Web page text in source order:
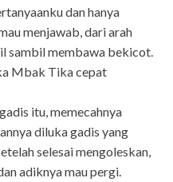
dan hanya
menjawab, dari arah
sambil membawa bekicot.
Mbak Tika cepat
itu, memecahnya
diluka gadis yang
selesai mengoleskan,
adiknya mau pergi.